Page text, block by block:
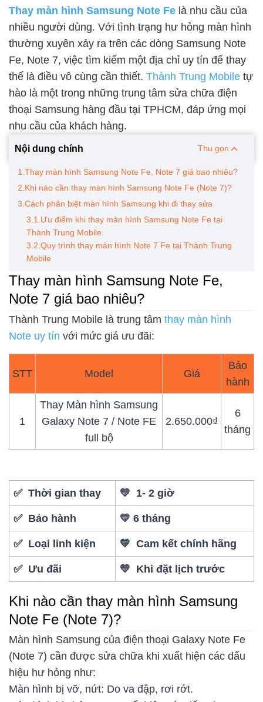
Thay màn hình Samsung Note Fe là nhu cầu của
nhiều người dùng. Với tình trạng hư hỏng màn hình
thường xuyên xảy ra trên các dòng Samsung Note
Fe, Note 7, việc tìm kiếm một địa chỉ uy tín để thay
thế là điều vô cùng cần thiết. Thành Trung Mobile tự
hào là một trong những trung tâm sửa chữa điện
thoại Samsung hàng đầu tại TPHCM, đáp ứng mọi
nhu cầu của khách hàng.
Nội dung chính Thu gọn
1.Thay màn hình Samsung Note Fe, Note 7 giá bao nhiêu?
2.Khi nào cần thay màn hình Samsung Note Fe (Note 7)?
3.Cách phân biệt màn hình Samsung khi đi thay sửa
3.1.Ưu điểm khi thay màn hình Samsung Note Fe tại
Thành Trung Mobile
3.2.Quy trình thay màn hình Note 7 Fe tại Thành Trung
Mobile
Thay màn hình Samsung Note Fe,
Note 7 giá bao nhiêu?
Thành Trung Mobile là trung tâm thay màn hình
Note uy tín với mức giá ưu đãi:
STT Model Giá
Bảo
hành
1
Thay Màn hình Samsung
Galaxy Note 7 / Note FE
full bộ
2.650.000₫
6
tháng
✅ Thời gian thay 💛 1- 2 giờ
✅ Bảo hành 💛 6 tháng
✅ Loại linh kiện 💛 Cam kết chính hãng
✅ Ưu đãi 💛 Khi đặt lịch trước
Khi nào cần thay màn hình Samsung
Note Fe (Note 7)?
Màn hình Samsung của điện thoại Galaxy Note Fe
(Note 7) cần được sửa chữa khi xuất hiện các dấu
hiệu hư hỏng như:
Màn hình bị vỡ, nứt: Do va đập, rơi rớt.